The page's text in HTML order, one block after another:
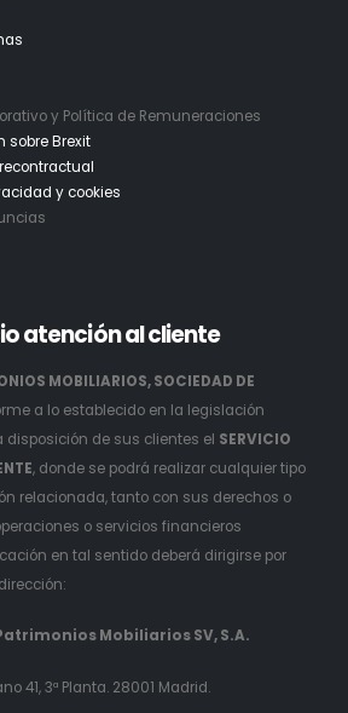
y Política de Remuneraciones
sobre Brexit
y cookies
atención al cliente
MOBILIARIOS, SOCIEDAD DE
a lo establecido en la legislación
disposición de sus clientes el SERVICIO
, donde se podrá realizar cualquier tipo
relacionada, tanto con sus derechos o
o servicios financieros
en tal sentido deberá dirigirse por
Mobiliarios SV, S.A.
41, 3ª Planta. 28001 Madrid.